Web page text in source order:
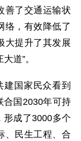
善了交通运输状
络，有效降低了
大提升了其发展
道”。
建国家民众看到
合国2030年可持
形成了3000多个
、民生工程、合